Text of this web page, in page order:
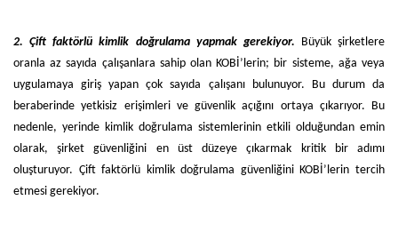
2. Çift faktörlü kimlik doğrulama yapmak gerekiyor. Büyük şirketlere
oranla az sayıda çalışanlara sahip olan KOBİ’lerin; bir sisteme, ağa veya
uygulamaya giriş yapan çok sayıda çalışanı bulunuyor. Bu durum da
beraberinde yetkisiz erişimleri ve güvenlik açığını ortaya çıkarıyor. Bu
nedenle, yerinde kimlik doğrulama sistemlerinin etkili olduğundan emin
olarak, şirket güvenliğini en üst düzeye çıkarmak kritik bir adımı
oluşturuyor. Çift faktörlü kimlik doğrulama güvenliğini KOBİ’lerin tercih
etmesi gerekiyor.